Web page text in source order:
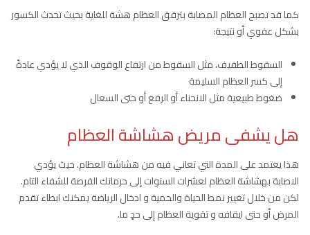
كما قد تصبح العظام المصابة بترقق العظام هشة للغاية بحيث تحدث الكسور
بشكل عفوي أو نتيجة:
السقوط الطفيف، مثل السقوط من ارتفاع الوقوف الذي لا يؤدي عادةً
إلى كسر العظام السليمة
ضغوط طبيعية مثل الانحناء أو الرفع أو حتى السعال
هل يشفى مريض هشاشة العظام
هذا يعتمد على المدة التي تعاني فيه من هشاشة العظام. حيث يؤدي
الاصابة بهشاشة العظام لعشرات السنوات إلى حرمانك الفرصة للشفاء التام.
لكن من خلال تغيير نمط الحياة والحمية و ادخال الرياضة يمكنك ابطاء تقدم
المرض أو حتى ايقافه و تقوية العظام إلى حدٍ ما.